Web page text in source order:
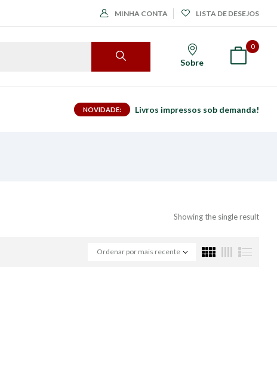
MINHA CONTA LISTA DE DESEJOS
Sobre
0
NOVIDADE: Livros impressos sob demanda!
Showing the single result
Ordenar por mais recente